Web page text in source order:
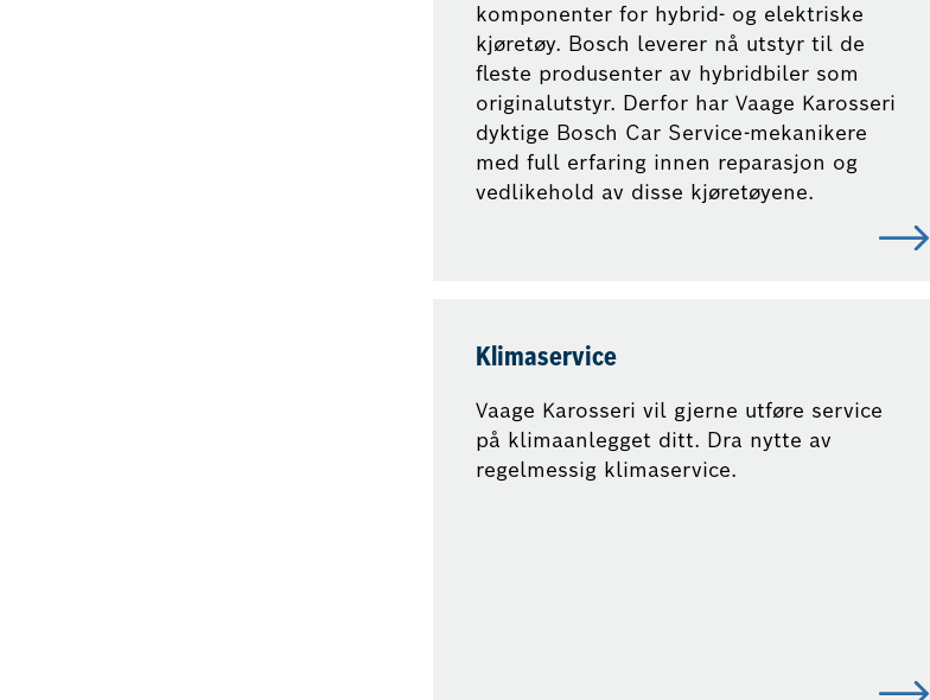
komponenter for hybrid- og elektriske
kjøretøy. Bosch leverer nå utstyr til de
fleste produsenter av hybridbiler som
originalutstyr. Derfor har Vaage Karosseri
dyktige Bosch Car Service-mekanikere
med full erfaring innen reparasjon og
vedlikehold av disse kjøretøyene.
Klimaservice
Vaage Karosseri vil gjerne utføre service
på klimaanlegget ditt. Dra nytte av
regelmessig klimaservice.